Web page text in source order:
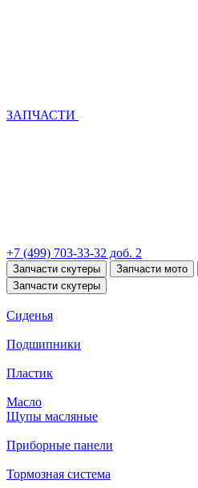
ЗАПЧАСТИ
+7 (499) 703-33-32 доб. 2
Запчасти скутеры Запчасти мото
Запчасти скутеры
Сиденья
Подшипники
Пластик
Масло
Щупы масляные
Приборные панели
Тормозная система